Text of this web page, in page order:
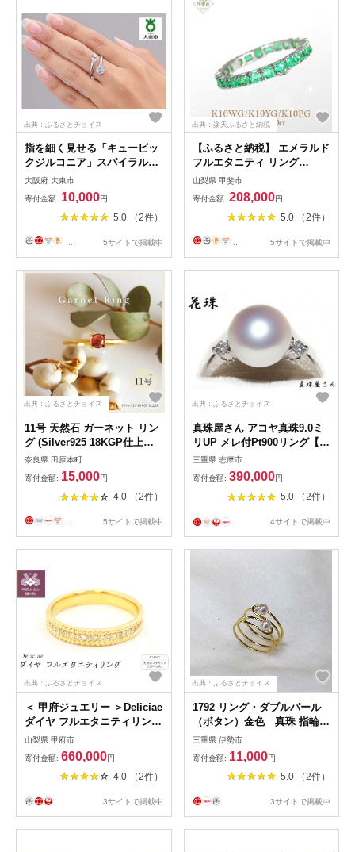
出典：ふるさとチョイス
指を細く見せる「キュービッ
クジルコニア」スパイラルリ
ング
大阪府 大東市
寄付金額: 10,000円
5.0 （2件）
5サイトで掲載中
出典：楽天ふるさと納税
【ふるさと納税】 エメラルド
フルエタニティ リング
K10WG/K10YG/K10PG
(12518) 指輪 リング エメラル
ド ホワイトゴールド イエロ
ーゴールド ピンクゴールド
フルエタニティ リング ジュ
エリー アクセサリー 山梨県
山梨県 甲斐市
寄付金額: 208,000円
5.0 （2件）
5サイトで掲載中
出典：ふるさとチョイス
11号 天然石 ガーネット リン
グ (Silver925 18KGP仕上げ)
／ おしゃれ ペアリング イエ
ロー Maco アクセサリー シ
ルバー ヘアライン加工 プレ
ゼント 奈良県 田原本町
奈良県 田原本町
寄付金額: 15,000円
4.0 （2件）
5サイトで掲載中
出典：ふるさとチョイス
真珠屋さん アコヤ真珠9.0ミ
リUP メレ付Pt900リング【オ
ーロラ花珠鑑別書付】 / 18金
あこや真珠 指輪 真珠 伊勢志
摩 志摩 アクセサリー ギフト
パール 母の日 ホワイトデー
三重県 志摩市
寄付金額: 390,000円
5.0 （2件）
4サイトで掲載中
出典：ふるさとチョイス
＜ 甲府ジュエリー ＞Deliciae
ダイヤ フルエタニティリング
#6-#15 K18YG
DRGYG0015【サイズ6号～15
号※1号刻み】
山梨県 甲府市
寄付金額: 660,000円
4.0 （2件）
3サイトで掲載中
出典：ふるさとチョイス
1792 リング・ダブルパール
（ボタン）金色 真珠 指輪
アクセサリー 母の日のプレゼ
ント キュートなリング カジ
ュアルアクセサリー 装飾品
オシャレアイテム クリスマス
い贈り物 ポピュラーアクセサ
三重県 伊勢市
寄付金額: 11,000円
5.0 （2件）
3サイトで掲載中